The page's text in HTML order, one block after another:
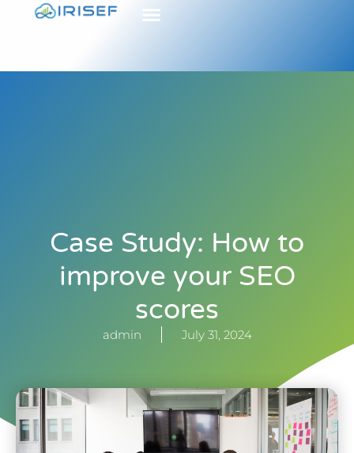
Case Study: How to
improve your SEO
scores
admin July 31, 2024